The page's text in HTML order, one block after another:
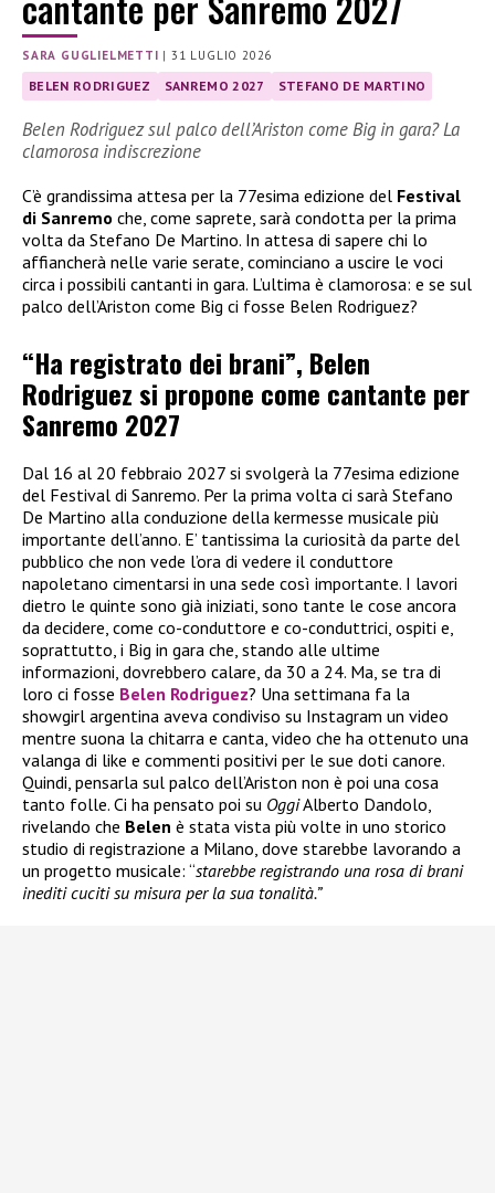
SARA GUGLIELMETTI |31 LUGLIO 2026
BELEN RODRIGUEZ SANREMO 2027 STEFANO DE MARTINO
Belen Rodriguez sul palco dell’Ariston come Big in gara? La
clamorosa indiscrezione
C’è grandissima attesa per la 77esima edizione del Festival
di Sanremo che, come saprete, sarà condotta per la prima
volta da Stefano De Martino. In attesa di sapere chi lo
affiancherà nelle varie serate, cominciano a uscire le voci
circa i possibili cantanti in gara. L’ultima è clamorosa: e se sul
palco dell’Ariston come Big ci fosse Belen Rodriguez?
“Ha registrato dei brani”, Belen
Rodriguez si propone come cantante per
Sanremo 2027
Dal 16 al 20 febbraio 2027 si svolgerà la 77esima edizione
del Festival di Sanremo. Per la prima volta ci sarà Stefano
De Martino alla conduzione della kermesse musicale più
importante dell’anno. E’ tantissima la curiosità da parte del
pubblico che non vede l’ora di vedere il conduttore
napoletano cimentarsi in una sede così importante. I lavori
dietro le quinte sono già iniziati, sono tante le cose ancora
da decidere, come co-conduttore e co-conduttrici, ospiti e,
soprattutto, i Big in gara che, stando alle ultime
informazioni, dovrebbero calare, da 30 a 24. Ma, se tra di
loro ci fosse Belen Rodriguez? Una settimana fa la
showgirl argentina aveva condiviso su Instagram un video
mentre suona la chitarra e canta, video che ha ottenuto una
valanga di like e commenti positivi per le sue doti canore.
Quindi, pensarla sul palco dell’Ariston non è poi una cosa
tanto folle. Ci ha pensato poi su OggiAlberto Dandolo,
rivelando che Belen è stata vista più volte in uno storico
studio di registrazione a Milano, dove starebbe lavorando a
un progetto musicale: “starebbe registrando una rosa di brani
inediti cuciti su misura per la sua tonalità.”